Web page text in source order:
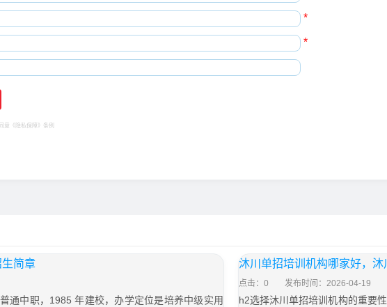
*
*
意 《隐私保障》 条例
简章
通中职，1985 年建校，办学定位是培养中级实用
沐川单招培训机构哪家好，
点击：0 发布时间：2026-04-19
h2选择沐川单招培训机构的重要